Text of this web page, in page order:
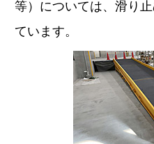
等）については、滑り
ています。